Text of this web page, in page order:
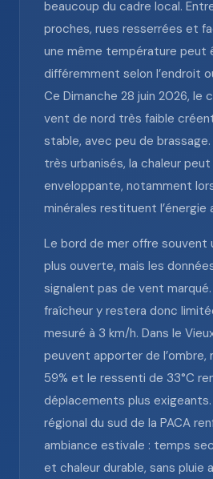
beaucoup du cadre local.
proches, rues resserrées et
une même température peut
différemment selon l’endroit
Ce Dimanche 28 juin 2026, le
vent de nord très faible
stable, avec peu de
très urbanisés, la chaleur
enveloppante, notamment
minérales restituent l’énergie
Le bord de mer offre souvent
plus ouverte, mais les
signalent pas de vent
fraîcheur y restera donc
mesuré à 3 km/h. Dans le
peuvent apporter de l’ombre,
59% et le ressenti de 33°C
déplacements plus
régional du sud de la PACA
ambiance estivale : temps
et chaleur durable, sans pluie